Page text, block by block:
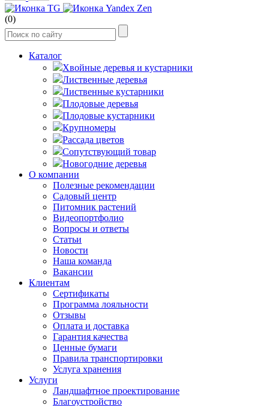
(0)
Каталог
Хвойные деревья и кустарники
Лиственные деревья
Лиственные кустарники
Плодовые деревья
Плодовые кустарники
Крупномеры
Рассада цветов
Сопутствующий товар
Новогодние деревья
О компании
Полезные рекомендации
Садовый центр
Питомник растений
Видеопортфолио
Вопросы и ответы
Статьи
Новости
Наша команда
Вакансии
Клиентам
Сертификаты
Программа лояльности
Отзывы
Оплата и доставка
Гарантия качества
Ценные бумаги
Правила транспортировки
Услуга хранения
Услуги
Ландшафтное проектирование
Благоустройство